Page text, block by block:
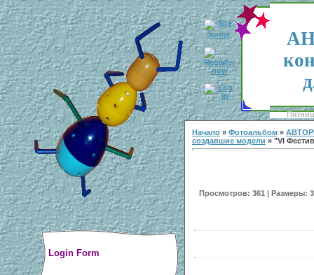
Login Form
Начало » Фотоальбом »
создавшие модели » "VI
Просмотров: 361 | Размеры: